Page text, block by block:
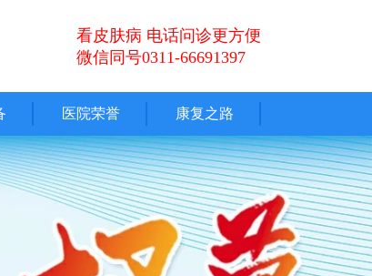
看皮肤病 电话问诊更方便
微信同号0311-66691397
医院荣誉 康复之路